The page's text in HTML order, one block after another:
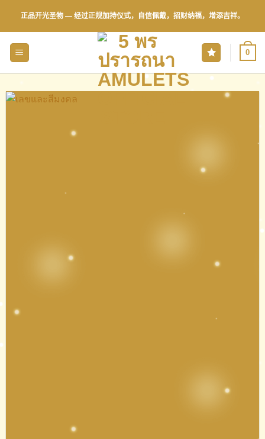
正品开光圣物 — 经过正规加持仪式，自信佩戴，招财纳福，增添吉祥。
0